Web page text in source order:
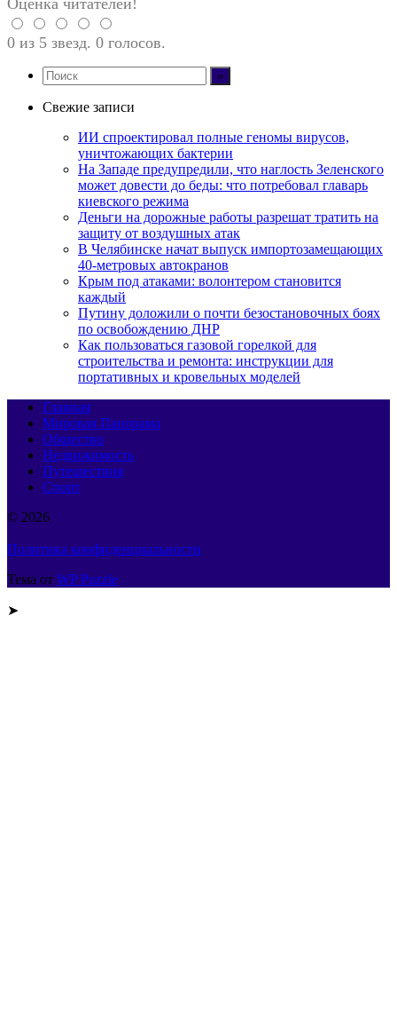
0 из 5 звезд. 0 голосов.
Свежие записи
ИИ спроектировал полные геномы вирусов,
уничтожающих бактерии
На Западе предупредили, что наглость Зеленского
может довести до беды: что потребовал главарь
киевского режима
Деньги на дорожные работы разрешат тратить на
защиту от воздушных атак
В Челябинске начат выпуск импортозамещающих
40-метровых автокранов
Крым под атаками: волонтером становится
каждый
Путину доложили о почти безостановочных боях
по освобождению ДНР
Как пользоваться газовой горелкой для
строительства и ремонта: инструкции для
портативных и кровельных моделей
Главная
Мировая Панорама
Общество
Недвижимость
Путешествия
Спорт
© 2026
Политика конфиденциальности
Тема от WP Puzzle
➤